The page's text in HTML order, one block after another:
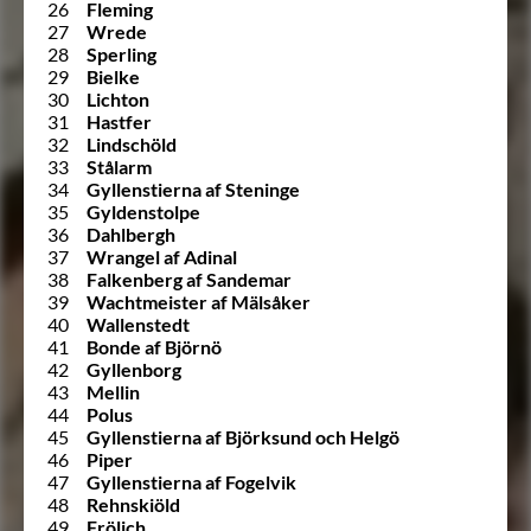
26
Fleming
27
Wrede
28
Sperling
29
Bielke
30
Lichton
31
Hastfer
32
Lindschöld
33
Stålarm
34
Gyllenstierna af Steninge
35
Gyldenstolpe
36
Dahlbergh
37
Wrangel af Adinal
38
Falkenberg af Sandemar
39
Wachtmeister af Mälsåker
40
Wallenstedt
41
Bonde af Björnö
42
Gyllenborg
43
Mellin
44
Polus
45
Gyllenstierna af Björksund och Helgö
46
Piper
47
Gyllenstierna af Fogelvik
48
Rehnskiöld